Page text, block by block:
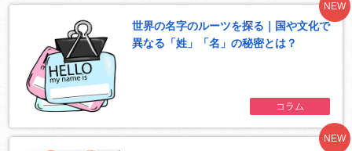
世界の名字のルーツを探る｜国や文化で
異なる「姓」「名」の秘密とは？
コラム
NEW
NEW